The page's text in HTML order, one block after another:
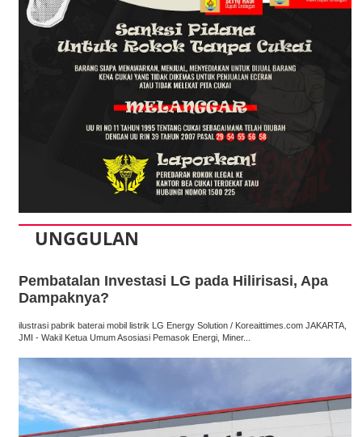
UNGGULAN
Pembatalan Investasi LG pada Hilirisasi, Apa
Dampaknya?
ilustrasi pabrik baterai mobil listrik LG Energy Solution / Koreaittimes.com JAKARTA,
JMI - Wakil Ketua Umum Asosiasi Pemasok Energi, Miner...